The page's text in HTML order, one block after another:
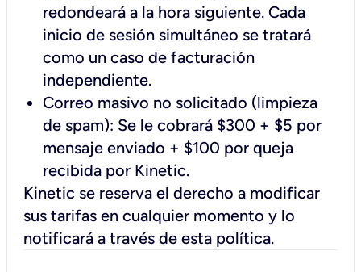
redondeará a la hora siguiente. Cada
inicio de sesión simultáneo se tratará
como un caso de facturación
independiente.
Correo masivo no solicitado (limpieza
de spam): Se le cobrará $300 + $5 por
mensaje enviado + $100 por queja
recibida por Kinetic.
Kinetic se reserva el derecho a modificar
sus tarifas en cualquier momento y lo
notificará a través de esta política.